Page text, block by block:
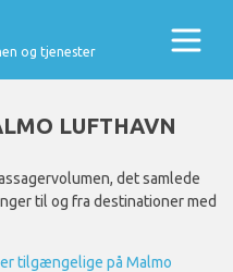
og tjenester
LUFTHAVN
det samlede
til og fra destinationer med
tilgængelige på Malmo